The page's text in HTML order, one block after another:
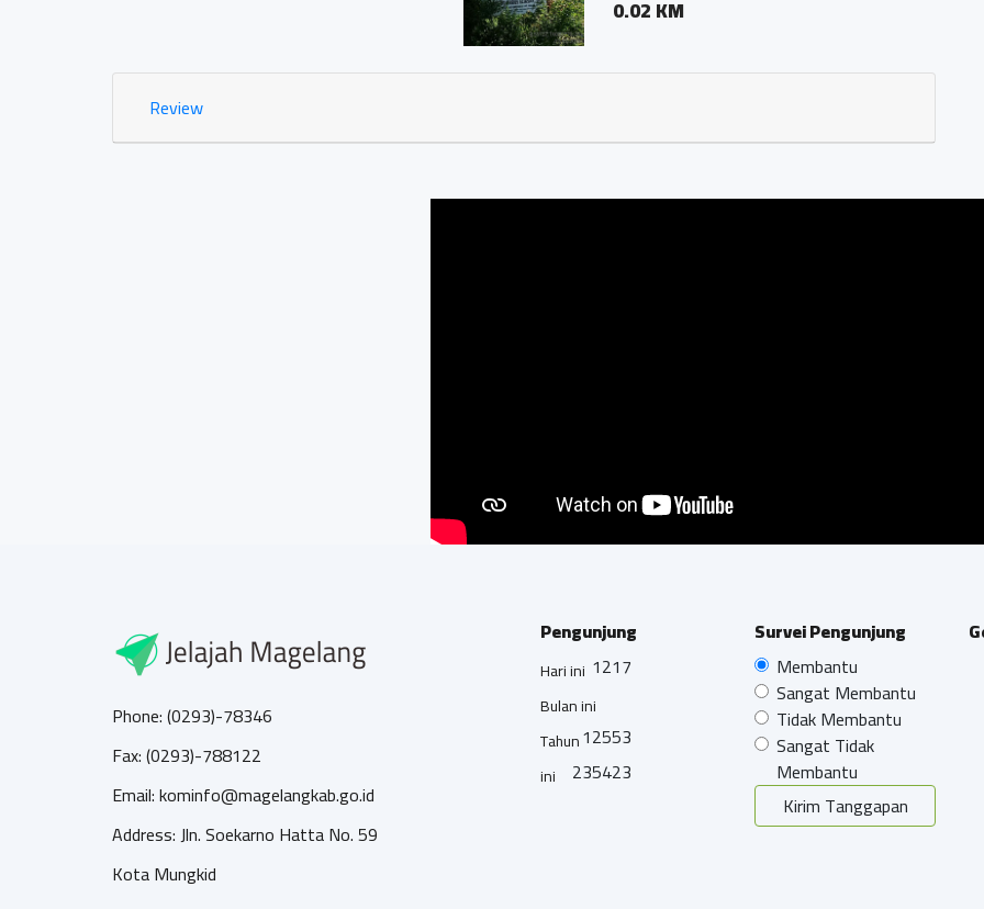
Review
Phone: (0293)-78346
Fax: (0293)-788122
Email: kominfo@magelangkab.go.id
Address: Jln. Soekarno Hatta No. 59
Kota Mungkid
Pengunjung
Hari ini 1217
Bulan ini
12553
Tahun
ini
235423
Survei Pengunjung
Membantu
Sangat Membantu
Tidak Membantu
Sangat Tidak
Membantu
Kirim Tanggapan